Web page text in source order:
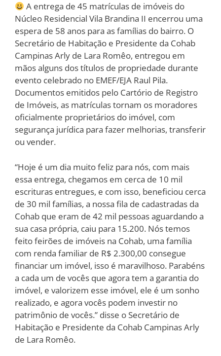
A entrega de 45 matrículas de imóveis do
Núcleo Residencial Vila Brandina II encerrou uma
espera de 58 anos para as famílias do bairro. O
Secretário de Habitação e Presidente da Cohab
Campinas Arly de Lara Romêo, entregou em
mãos alguns dos títulos de propriedade durante
evento celebrado no EMEF/EJA Raul Pila.
Documentos emitidos pelo Cartório de Registro
de Imóveis, as matrículas tornam os moradores
oficialmente proprietários do imóvel, com
segurança jurídica para fazer melhorias, transferir
ou vender.
“Hoje é um dia muito feliz para nós, com mais
essa entrega, chegamos em cerca de 10 mil
escrituras entregues, e com isso, beneficiou cerca
de 30 mil famílias, a nossa fila de cadastradas da
Cohab que eram de 42 mil pessoas aguardando a
sua casa própria, caiu para 15.200. Nós temos
feito feirões de imóveis na Cohab, uma família
com renda familiar de R$ 2.300,00 consegue
financiar um imóvel, isso é maravilhoso. Parabéns
a cada um de vocês que agora tem a garantia do
imóvel, e valorizem esse imóvel, ele é um sonho
realizado, e agora vocês podem investir no
patrimônio de vocês.” disse o Secretário de
Habitação e Presidente da Cohab Campinas Arly
de Lara Romêo.